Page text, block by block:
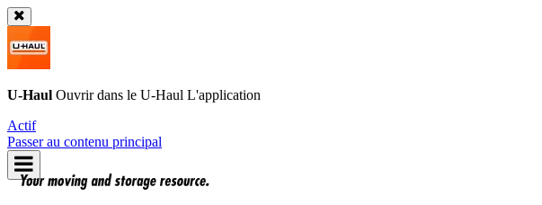
U-Haul Ouvrir dans le U-Haul L'application
Actif
Passer au contenu principal